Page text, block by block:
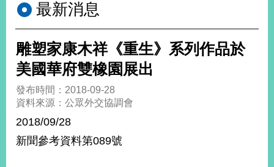
尋
熱
總
合
外
價
最新消息
雕塑家康木祥《重生》系列作品於
美國華府雙橡園展出
發布時間：2018-09-28
資料來源：公眾外交協調會
2018/09/28
新聞參考資料第089號